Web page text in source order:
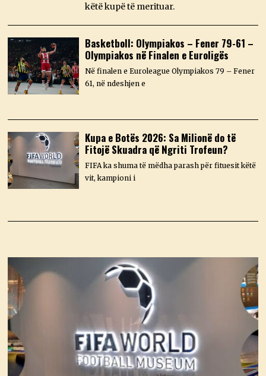
këtë kupë të merituar.
Basketboll: Olympiakos – Fener 79-61 –
Olympiakos në Finalen e Euroligës
Në finalen e Euroleague Olympiakos 79 – Fener
61, në ndeshjen e
Kupa e Botës 2026: Sa Milionë do të
Fitojë Skuadra që Ngriti Trofeun?
FIFA ka shuma të mëdha parash për fituesit këtë
vit, kampioni i